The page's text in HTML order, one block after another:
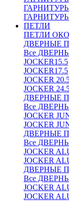
ГАРНИТУРЫ
ПЕТЛИ
ПЕТЛИ
ДВЕРНЫЕ
Все
JOCKER15.5
JOCKER17.5
JOCKER
JOCKER
ДВЕРНЫЕ
Все
JOCKER
JOCKER
ДВЕРНЫЕ
Все
JOCKER
JOCKER
ДВЕРНЫЕ
Все
JOCKER
JOCKER